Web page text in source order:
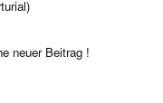
neuer Beitrag !